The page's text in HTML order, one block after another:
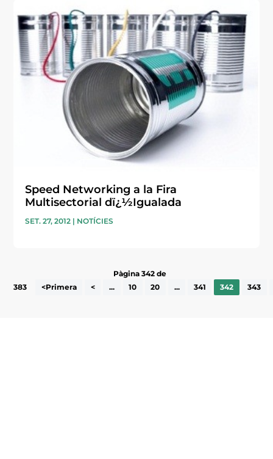
Speed Networking a la Fira
Multisectorial dï¿½Igualada
SET. 27, 2012 | NOTÍCIES
Pàgina 342 de
383
<Primera < ... 10 20 ... 341 342 343